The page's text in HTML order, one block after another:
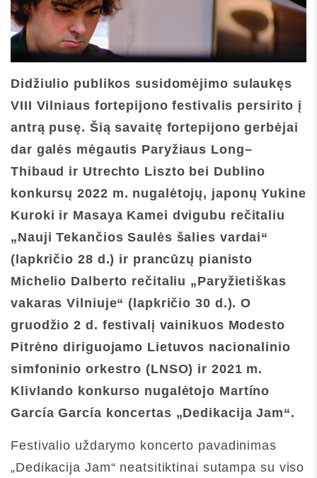
Didžiulio publikos susidomėjimo sulaukęs
VIII Vilniaus fortepijono festivalis persirito į
antrą pusę. Šią savaitę fortepijono gerbėjai
dar galės mėgautis Paryžiaus Long–
Thibaud ir Utrechto Liszto bei Dublino
konkursų 2022 m. nugalėtojų, japonų Yukine
Kuroki ir Masaya Kamei dvigubu rečitaliu
„Nauji Tekančios Saulės šalies vardai“
(lapkričio 28 d.) ir prancūzų pianisto
Michelio Dalberto rečitaliu „Paryžietiškas
vakaras Vilniuje“ (lapkričio 30 d.). O
gruodžio 2 d. festivalį vainikuos Modesto
Pitrėno diriguojamo Lietuvos nacionalinio
simfoninio orkestro (LNSO) ir 2021 m.
Klivlando konkurso nugalėtojo Martíno
García García koncertas „Dedikacija Jam“.
Festivalio uždarymo koncerto pavadinimas
„Dedikacija Jam“ neatsitiktinai sutampa su viso